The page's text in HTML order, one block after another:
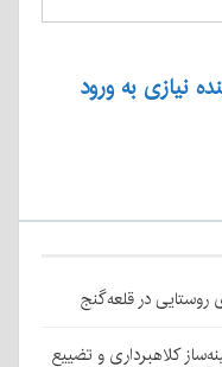
نیازی به ورود
کلاهبرداری و تضییع